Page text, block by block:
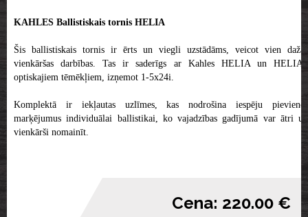
KAHLES Ballistiskais tornis HELIA
Šis ballistiskais tornis ir ērts un viegli uzstādāms, veicot vien dažas
vienkāršas darbības. Tas ir saderīgs ar Kahles HELIA un HELIA3
optiskajiem tēmēkļiem, izņemot 1-5x24i.
Komplektā ir iekļautas uzlīmes, kas nodrošina iespēju pievienot
marķējumus individuālai ballistikai, ko vajadzības gadījumā var ātri un
vienkārši nomainīt.
Cena: 220.00 €